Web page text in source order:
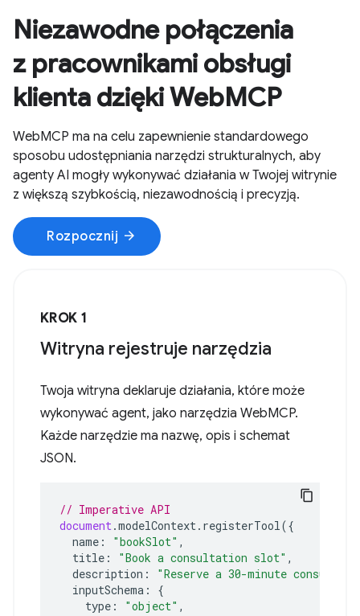
Niezawodne połączenia
z pracownikami obsługi
klienta dzięki WebMCP
WebMCP ma na celu zapewnienie standardowego
sposobu udostępniania narzędzi strukturalnych, aby
agenty AI mogły wykonywać działania w Twojej witrynie
z większą szybkością, niezawodnością i precyzją.
Rozpocznij arrow_forward
KROK 1
Witryna rejestruje narzędzia
Twoja witryna deklaruje działania, które może
wykonywać agent, jako narzędzia WebMCP.
Każde narzędzie ma nazwę, opis i schemat
JSON.
// Imperative API
document.modelContext. registerTool({
name : "bookSlot" ,
title : "Book a consultation slot" ,
description :
"Reserve a 30-minute
inputSchema :
{
type : "object" ,